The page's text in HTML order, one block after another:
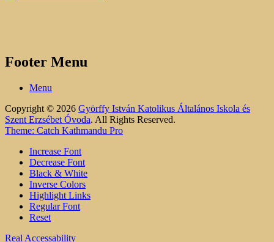
Footer Menu
Menu
Copyright © 2026 Györffy István Katolikus Általános Iskola és
Szent Erzsébet Óvoda. All Rights Reserved.
Theme: Catch Kathmandu Pro
Increase Font
Decrease Font
Black & White
Inverse Colors
Highlight Links
Regular Font
Reset
Real Accessability